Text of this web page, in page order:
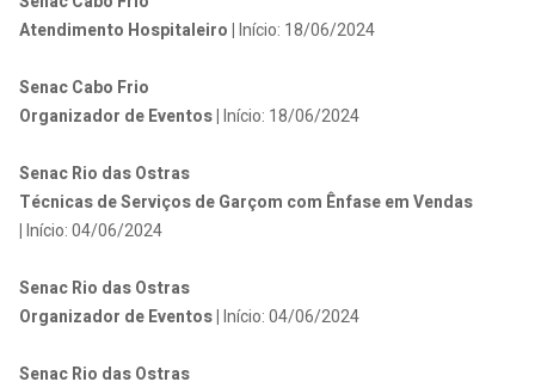
Atendimento Hospitaleiro |Início: 18/06/2024
Senac Cabo Frio
Organizador de Eventos |Início: 18/06/2024
Senac Rio das Ostras
Técnicas de Serviços de Garçom com Ênfase em Vendas
|Início: 04/06/2024
Senac Rio das Ostras
Organizador de Eventos |Início: 04/06/2024
Senac Rio das Ostras